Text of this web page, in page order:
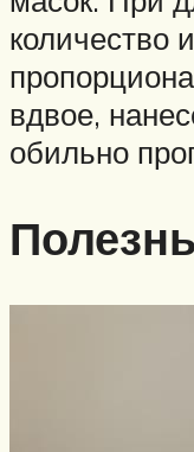
количество
вдвое,
обильно